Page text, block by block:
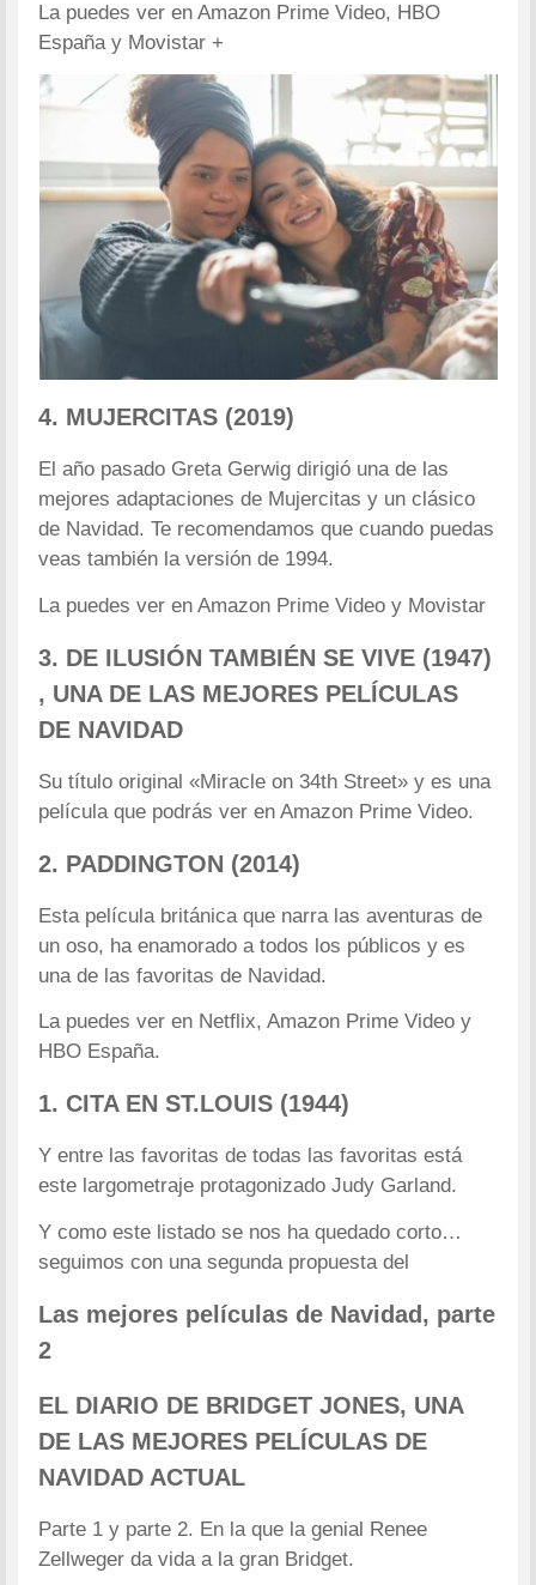
La puedes ver en Amazon Prime Video, HBO
España y Movistar +
4. MUJERCITAS (2019)
El año pasado Greta Gerwig dirigió una de las
mejores adaptaciones de Mujercitas y un clásico
de Navidad. Te recomendamos que cuando puedas
veas también la versión de 1994.
La puedes ver en Amazon Prime Video y Movistar
3. DE ILUSIÓN TAMBIÉN SE VIVE (1947)
, UNA DE LAS MEJORES PELÍCULAS
DE NAVIDAD
Su título original «Miracle on 34th Street» y es una
película que podrás ver en Amazon Prime Video.
2. PADDINGTON (2014)
Esta película británica que narra las aventuras de
un oso, ha enamorado a todos los públicos y es
una de las favoritas de Navidad.
La puedes ver en Netflix, Amazon Prime Video y
HBO España.
1. CITA EN ST.LOUIS (1944)
Y entre las favoritas de todas las favoritas está
este largometraje protagonizado Judy Garland.
Y como este listado se nos ha quedado corto…
seguimos con una segunda propuesta del
Las mejores películas de Navidad, parte
2
EL DIARIO DE BRIDGET JONES, UNA
DE LAS MEJORES PELÍCULAS DE
NAVIDAD ACTUAL
Parte 1 y parte 2. En la que la genial Renee
Zellweger da vida a la gran Bridget.